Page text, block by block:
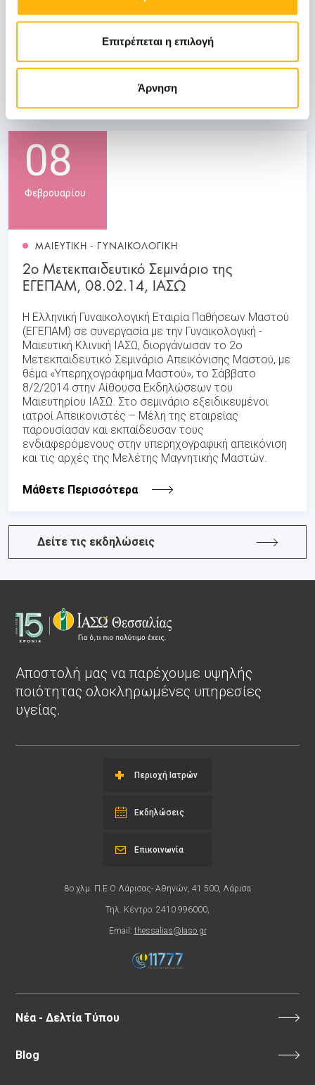
Επιτρέπεται η επιλογή
Άρνηση
περιελάμβανε ζωντανή προβολή (live surgery)
εκπαιδευτικής χειρουργικής επέμβασης, υπό την
επιμέλεια του διακεκριμένου πλαστικού χειρουργού
της Κλινικής ΙΑΣΩ κ.Ανδρέα Φουστάνου.
08
Φεβρουαρίου
ΜΑΙΕΥΤΙΚΗ - ΓΥΝΑΙΚΟΛΟΓΙΚΗ
2ο Μετεκπαιδευτικό Σεμινάριο της
ΕΓΕΠΑΜ, 08.02.14, ΙΑΣΩ
Η Ελληνική Γυναικολογική Εταιρία Παθήσεων Μαστού
(ΕΓΕΠΑΜ) σε συνεργασία με την Γυναικολογική -
Μαιευτική Κλινική ΙΑΣΩ, διοργάνωσαν το 2ο
Μετεκπαιδευτικό Σεμινάριο Απεικόνισης Μαστού, με
θέμα «Υπερηχογράφημα Μαστού», το Σάββατο
8/2/2014 στην Αίθουσα Εκδηλώσεων του
Μαιευτηρίου ΙΑΣΩ. Στο σεμινάριο εξειδικευμένοι
ιατροί Απεικονιστές – Μέλη της εταιρείας
παρουσίασαν και εκπαίδευσαν τους
ενδιαφερόμενους στην υπερηχογραφική απεικόνιση
και τις αρχές της Μελέτης Μαγνητικής Μαστών.
Μάθετε Περισσότερα
Δείτε τις εκδηλώσεις
Αποστολή μας να παρέχουμε υψηλής
ποιότητας ολοκληρωμένες υπηρεσίες
υγείας.
Περιοχή Ιατρών
Εκδηλώσεις
8ο χλμ. Π.Ε.Ο Λάρισας- Αθηνών, 41 500, Λάρισα
Τηλ. Κέντρο: 2410 996000,
Email: thessalias@Iaso.gr
Επικοινωνία
Νέα - Δελτία Τύπου
Blog